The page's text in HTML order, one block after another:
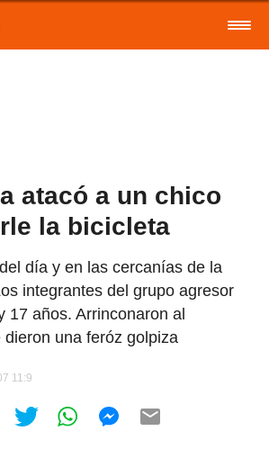
atacó a un chico
la bicicleta
día y en las cercanías de la
integrantes del grupo agresor
17 años. Arrinconaron al
una feróz golpiza
11:9